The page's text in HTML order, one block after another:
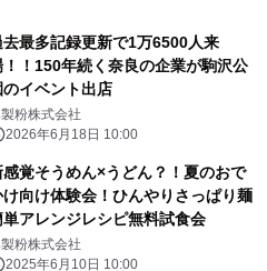
去最多記録更新で1万6500人来
！！150年続く奈良の企業が駒沢公
のイベント出店
粉株式会社
2026年6月18日 10:00
感覚そうめん×うどん？！夏のおで
け向け体験会！ひんやりさっぱり麺
単アレンジレシピ無料試食会
粉株式会社
2025年6月10日 10:00